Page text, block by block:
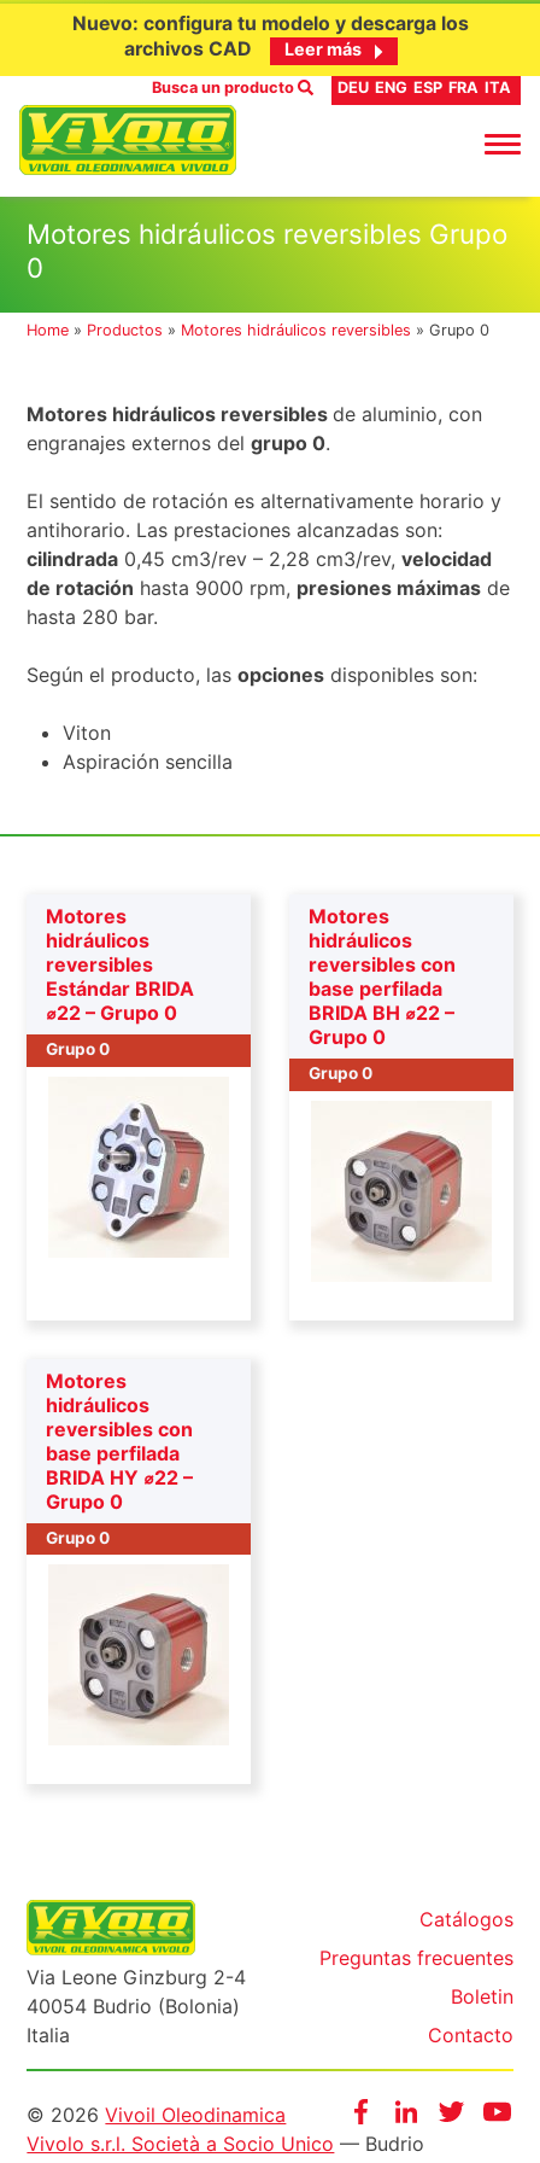
contenido
Nuevo: configura tu modelo y descarga los
archivos CAD
Leer más
Busca un producto DEU ENG ESP FRA ITA
Motores hidráulicos reversibles Grupo
0
Home » Productos » Motores hidráulicos reversibles »Grupo 0
Motores hidráulicos reversiblesde aluminio, con
engranajes externos delgrupo 0.
El sentido de rotación es alternativamente horario y
antihorario. Las prestaciones alcanzadas son:
cilindrada 0,45 cm3/rev – 2,28 cm3/rev,velocidad
de rotación hasta 9000 rpm, presiones máximas de
hasta 280 bar.
Según el producto, lasopciones disponibles son:
Viton
Aspiración sencilla
Motores
hidráulicos
reversibles
Estándar BRIDA
⌀22 – Grupo 0
Grupo 0
Motores
hidráulicos
reversibles con
base perfilada
BRIDA BH ⌀22 –
Grupo 0
Grupo 0
Motores
hidráulicos
reversibles con
base perfilada
BRIDA HY ⌀22 –
Grupo 0
Grupo 0
Via Leone Ginzburg 2-4
40054 Budrio (Bolonia)
Italia
Catálogos
Preguntas frecuentes
Boletin
Contacto
FacebookInstagram
Twitter
Informazioni
legali
© 2026Vivoil Oleodinamica
Vivolo s.r.l. Società a Socio Unico — Budrio